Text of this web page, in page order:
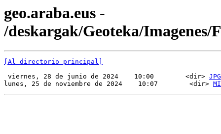
geo.araba.eus -
/deskargak/Geoteka/Imagenes/
[Al directorio principal]
viernes, 28 de junio de 2024    10:00        <dir> JPG
lunes, 25 de noviembre de 2024    10:07        <dir>